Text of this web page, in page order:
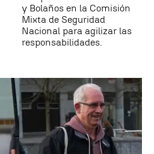
y Bolaños en la Comisión
Mixta de Seguridad
Nacional para agilizar las
responsabilidades.